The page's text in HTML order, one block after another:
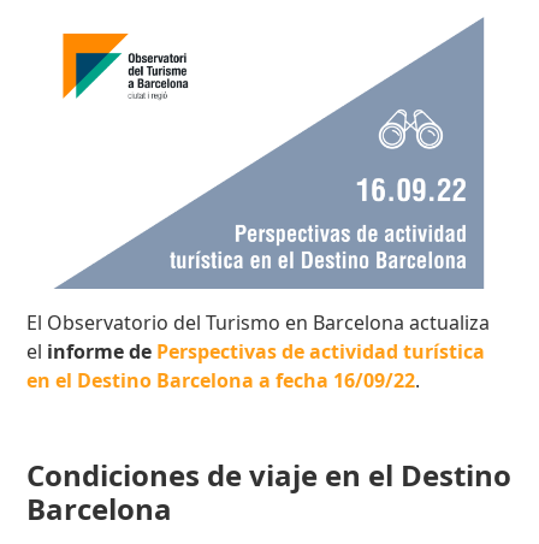
El Observatorio del Turismo en Barcelona actualiza
el informe de Perspectivas de actividad turística
en el Destino Barcelona a fecha 16/09/22.
Condiciones de viaje en el Destino
Barcelona